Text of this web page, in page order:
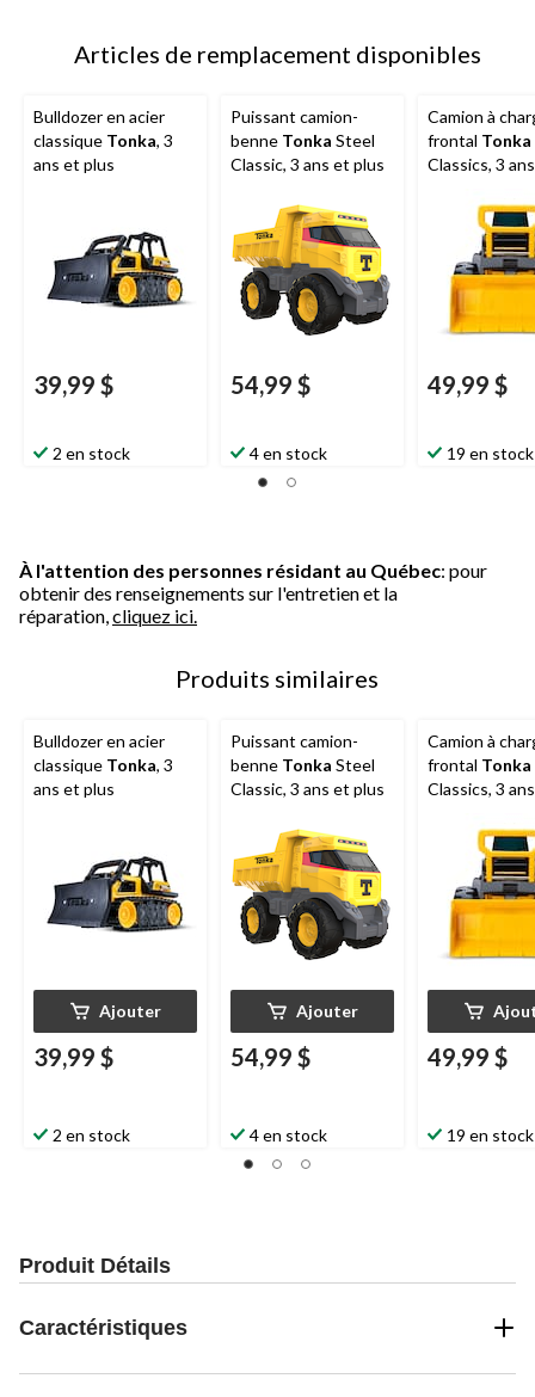
Articles de remplacement disponibles
Bulldozer en acier
classique Tonka, 3
ans et plus
39,99 $
2 en stock
Puissant camion-
benne Tonka Steel
Classic, 3 ans et plus
54,99 $
4 en stock
Camion à
frontal Tonka
Classics, 3
49,99 $
19 en stock
À l'attention des personnes résidant au Québec: pour
obtenir des renseignements sur l'entretien et la
réparation, cliquez ici.
Produits similaires
Bulldozer en acier
classique Tonka, 3
ans et plus
Ajouter
39,99 $
2 en stock
Puissant camion-
benne Tonka Steel
Classic, 3 ans et plus
Ajouter
54,99 $
4 en stock
Camion à
frontal Tonka
Classics, 3
49,99 $
19 en stock
Produit Détails
Caractéristiques